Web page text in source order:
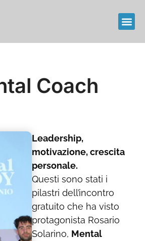
Coach
Leadership,
motivazione, crescita
personale.
Questi sono stati i
pilastri dell’incontro
gratuito che ha visto
protagonista Rosario
Solarino, Mental